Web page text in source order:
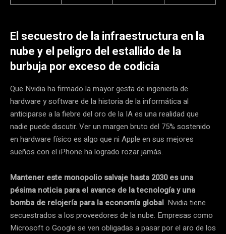
El secuestro de la infraestructura en la
nube y el peligro del estallido de la
burbuja por exceso de codicia
Que Nvidia ha firmado la mayor gesta de ingeniería de
hardware y software de la historia de la informática al
anticiparse a la fiebre del oro de la IA es una realidad que
nadie puede discutir. Ver un margen bruto del 75% sostenido
en hardware físico es algo que ni Apple en sus mejores
sueños con el iPhone ha logrado rozar jamás.
Mantener este monopolio salvaje hasta 2030 es una
pésima noticia para el avance de la tecnología y una
bomba de relojería para la economía global. Nvidia tiene
secuestrados a los proveedores de la nube. Empresas como
Microsoft o Google se ven obligadas a pasar por el aro de los